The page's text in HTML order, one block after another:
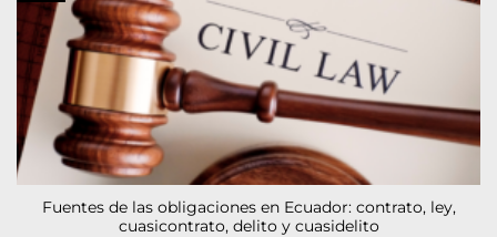
Fuentes de las obligaciones en Ecuador: contrato, ley,
cuasicontrato, delito y cuasidelito